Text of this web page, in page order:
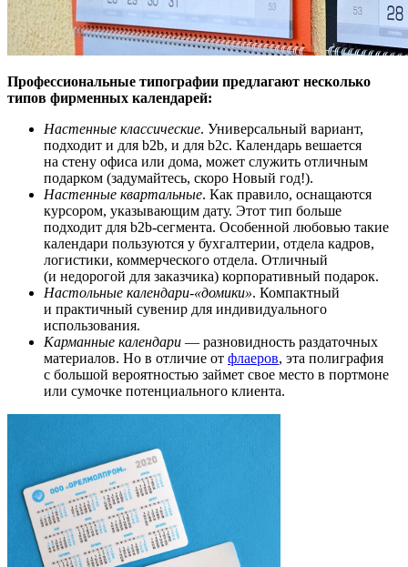
Профессиональные типографии предлагают несколько
типов фирменных календарей:
Настенные классические. Универсальный вариант,
подходит и для b2b, и для b2c. Календарь вешается
на стену офиса или дома, может служить отличным
подарком (задумайтесь, скоро Новый год!).
Настенные квартальные. Как правило, оснащаются
курсором, указывающим дату. Этот тип больше
подходит для b2b-сегмента. Особенной любовью такие
календари пользуются у бухгалтерии, отдела кадров,
логистики, коммерческого отдела. Отличный
(и недорогой для заказчика) корпоративный подарок.
Настольные календари-«домики». Компактный
и практичный сувенир для индивидуального
использования.
Карманные календари — разновидность раздаточных
материалов. Но в отличие от флаеров, эта полиграфия
с большой вероятностью займет свое место в портмоне
или сумочке потенциального клиента.